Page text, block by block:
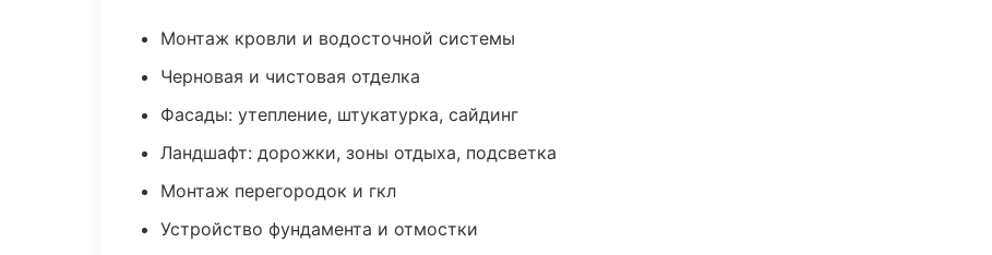
Монтаж кровли и водосточной системы
Черновая и чистовая отделка
Фасады: утепление, штукатурка, сайдинг
Ландшафт: дорожки, зоны отдыха, подсветка
Монтаж перегородок и гкл
Устройство фундамента и отмостки